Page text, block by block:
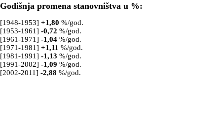
Godišnja promena stanovništva u %:
[1948-1953] +1,80 %/god.
[1953-1961] -0,72 %/god.
[1961-1971] -1,04 %/god.
[1971-1981] +1,11 %/god.
[1981-1991] -1,13 %/god.
[1991-2002] -1,09 %/god.
[2002-2011] -2,88 %/god.